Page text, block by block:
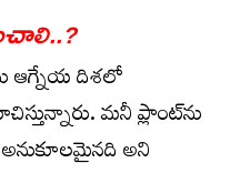
ఆగ్నేయ దిశ‌లో
మ‌నీ ప్లాంట్‌ను
అని